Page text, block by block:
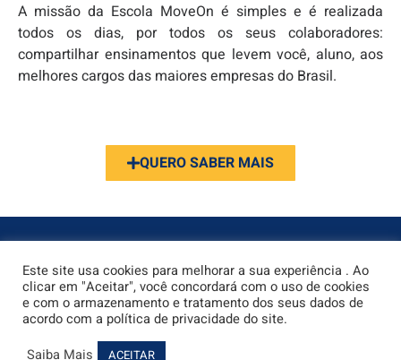
A missão da Escola MoveOn é simples e é realizada
todos os dias, por todos os seus colaboradores:
compartilhar ensinamentos que levem você, aluno, aos
melhores cargos das maiores empresas do Brasil.
QUERO SABER MAIS
Este site usa cookies para melhorar a sua experiência . Ao
clicar em "Aceitar", você concordará com o uso de cookies
e com o armazenamento e tratamento dos seus dados de
acordo com a política de privacidade do site.
Saiba Mais
ACEITAR